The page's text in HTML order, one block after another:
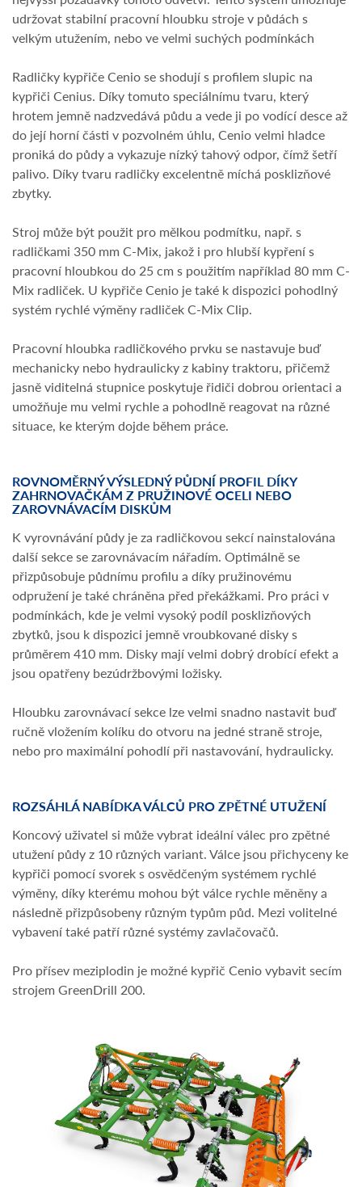
udržovat stabilní pracovní hloubku stroje v půdách s
velkým utužením, nebo ve velmi suchých podmínkách
Radličky kypřiče Cenio se shodují s profilem slupic na
kypřiči Cenius. Díky tomuto speciálnímu tvaru, který
hrotem jemně nadzvedává půdu a vede ji po vodící desce až
do její horní části v pozvolném úhlu, Cenio velmi hladce
proniká do půdy a vykazuje nízký tahový odpor, čímž šetří
palivo. Díky tvaru radličky excelentně míchá posklizňové
zbytky.
Stroj může být použit pro mělkou podmítku, např. s
radličkami 350 mm C-Mix, jakož i pro hlubší kypření s
pracovní hloubkou do 25 cm s použitím například 80 mm C-
Mix radliček. U kypřiče Cenio je také k dispozici pohodlný
systém rychlé výměny radliček C-Mix Clip.
Pracovní hloubka radličkového prvku se nastavuje buď
mechanicky nebo hydraulicky z kabiny traktoru, přičemž
jasně viditelná stupnice poskytuje řidiči dobrou orientaci a
umožňuje mu velmi rychle a pohodlně reagovat na různé
situace, ke kterým dojde během práce.
ROVNOMĚRNÝ VÝSLEDNÝ PŮDNÍ PROFIL DÍKY
ZAHRNOVAČKÁM Z PRUŽINOVÉ OCELI NEBO
ZAROVNÁVACÍM DISKŮM
K vyrovnávání půdy je za radličkovou sekcí nainstalována
další sekce se zarovnávacím nářadím. Optimálně se
přizpůsobuje půdnímu profilu a díky pružinovému
odpružení je také chráněna před překážkami. Pro práci v
podmínkách, kde je velmi vysoký podíl posklizňových
zbytků, jsou k dispozici jemně vroubkované disky s
průměrem 410 mm. Disky mají velmi dobrý drobící efekt a
jsou opatřeny bezúdržbovými ložisky.
Hloubku zarovnávací sekce lze velmi snadno nastavit buď
ručně vložením kolíku do otvoru na jedné straně stroje,
nebo pro maximální pohodlí při nastavování, hydraulicky.
ROZSÁHLÁ NABÍDKA VÁLCŮ PRO ZPĚTNÉ UTUŽENÍ
Koncový uživatel si může vybrat ideální válec pro zpětné
utužení půdy z 10 různých variant. Válce jsou přichyceny ke
kypřiči pomocí svorek s osvědčeným systémem rychlé
výměny, díky kterému mohou být válce rychle měněny a
následně přizpůsobeny různým typům půd. Mezi volitelné
vybavení také patří různé systémy zavlačovačů.
Pro přísev meziplodin je možné kypřič Cenio vybavit secím
strojem GreenDrill 200.